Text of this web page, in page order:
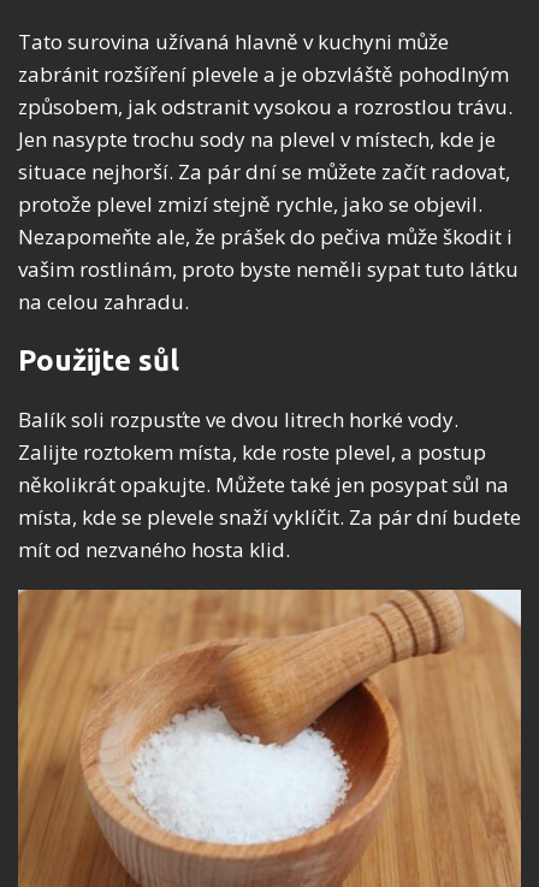
Tato surovina užívaná hlavně v kuchyni může
zabránit rozšíření plevele a je obzvláště pohodlným
způsobem, jak odstranit vysokou a rozrostlou trávu.
Jen nasypte trochu sody na plevel v místech, kde je
situace nejhorší. Za pár dní se můžete začít radovat,
protože plevel zmizí stejně rychle, jako se objevil.
Nezapomeňte ale, že prášek do pečiva může škodit i
vašim rostlinám, proto byste neměli sypat tuto látku
na celou zahradu.
Použijte sůl
Balík soli rozpusťte ve dvou litrech horké vody.
Zalijte roztokem místa, kde roste plevel, a postup
několikrát opakujte. Můžete také jen posypat sůl na
místa, kde se plevele snaží vyklíčit. Za pár dní budete
mít od nezvaného hosta klid.